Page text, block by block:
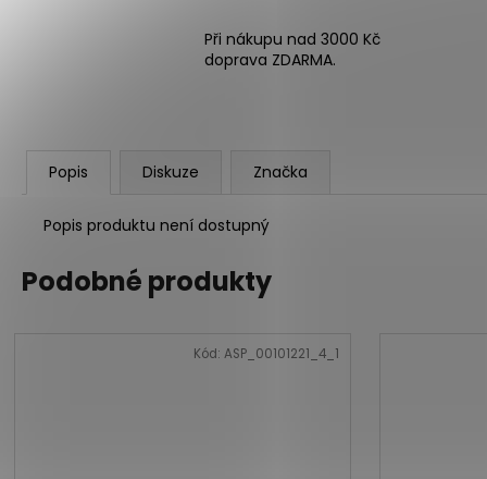
Při nákupu nad 3000 Kč
doprava ZDARMA.
Popis Diskuze Značka
Popis produktu není dostupný
Podobné produkty
Kód: ASP_00101221_4_1